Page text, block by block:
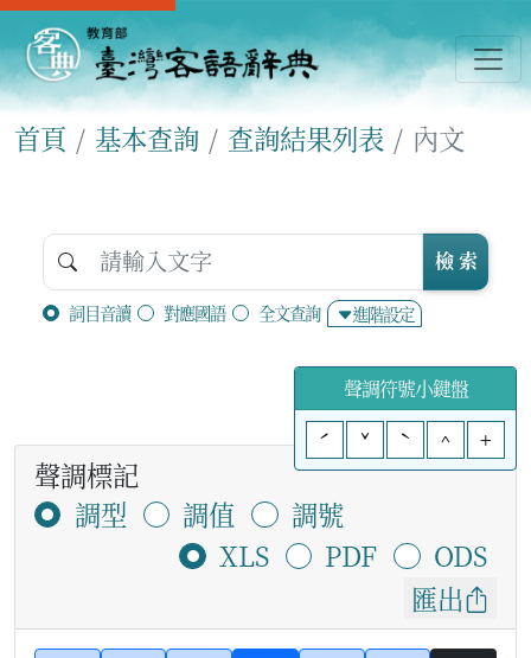
首頁 基本查詢 查詢結果列表 內文
詞目音讀 對應國語 全文查詢 進階設定
檢 索
聲調符號小鍵盤
ˊ
ˇ ˋ ^ +
聲調標記
調型
調值
調號
XLS
PDF
ODS
匯出